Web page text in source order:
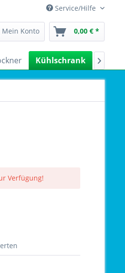
Service/Hilfe
Mein Konto 0,00 € *
Kühlschrank 
Verfügung!